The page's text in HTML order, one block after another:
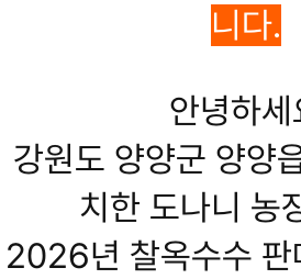
니다.
안녕하세
강원도 양양군 양양
치한 도나니 농
2026년 찰옥수수 판